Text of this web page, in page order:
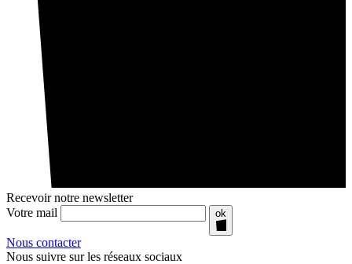
Recevoir notre newsletter
Votre mail
ok
Nous contacter
Nous suivre sur les réseaux sociaux